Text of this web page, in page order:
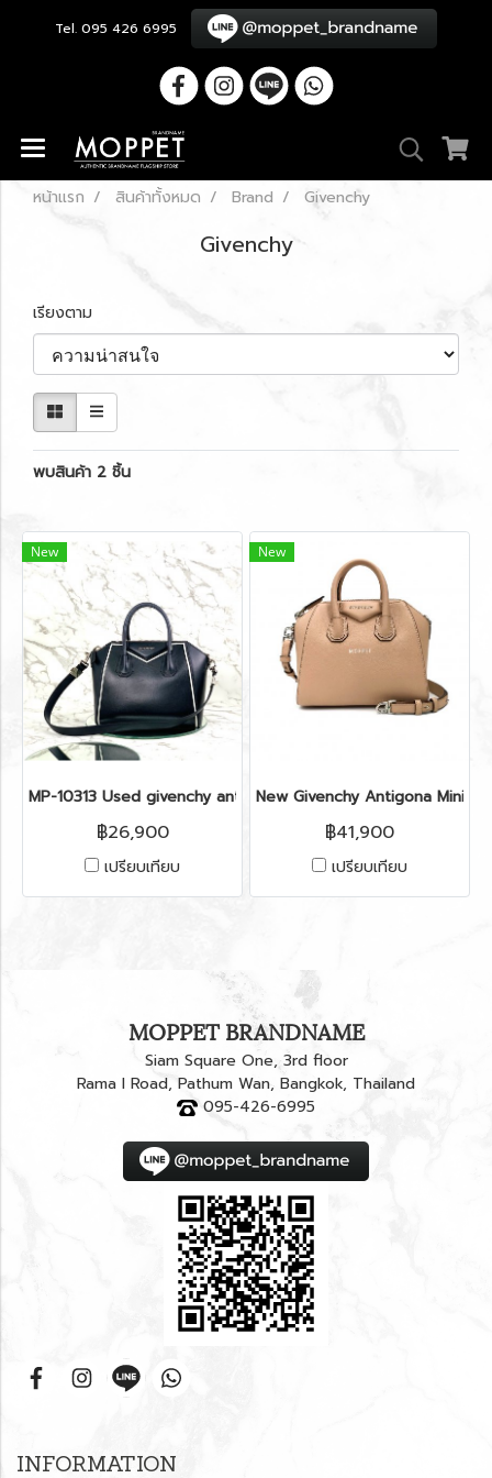
Tel. 095 426 6995
หน้าแรก สินค้าทั้งหมด Brand Givenchy
Givenchy
เรียงตาม
พบสินค้า 2 ชิ้น
New
MP-10313 Used givenchy antigona small black/white shw
฿26,900
เปรียบเทียบ
New
New Givenchy Antigona Mini in
฿41,900
เปรียบเทียบ
MOPPET BRANDNAME
Siam Square One, 3rd floor
Rama I Road, Pathum Wan, Bangkok, Thailand
095-426-6995
INFORMATION